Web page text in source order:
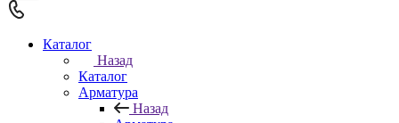
Каталог
Назад
Каталог
Арматура
Назад